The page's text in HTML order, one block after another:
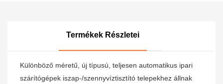
Termékek Részletei
Különböző méretű, új típusú, teljesen automatikus ipari
szárítógépek iszap-/szennyvíztisztító telepekhez állnak